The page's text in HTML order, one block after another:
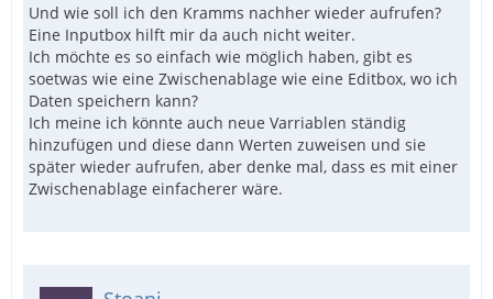
Und wie soll ich den Kramms nachher wieder aufrufen?
Eine Inputbox hilft mir da auch nicht weiter.
Ich möchte es so einfach wie möglich haben, gibt es
soetwas wie eine Zwischenablage wie eine Editbox, wo ich
Daten speichern kann?
Ich meine ich könnte auch neue Varriablen ständig
hinzufügen und diese dann Werten zuweisen und sie
später wieder aufrufen, aber denke mal, dass es mit einer
Zwischenablage einfacherer wäre.